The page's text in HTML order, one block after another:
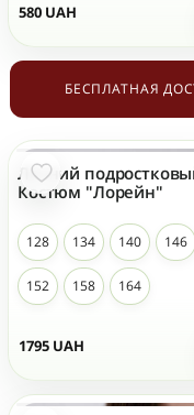
580 UAH
БЕСПЛАТНАЯ
1795 UAH
Летний
Костюм "Лорейн"
128 134 140 146
152 158 164